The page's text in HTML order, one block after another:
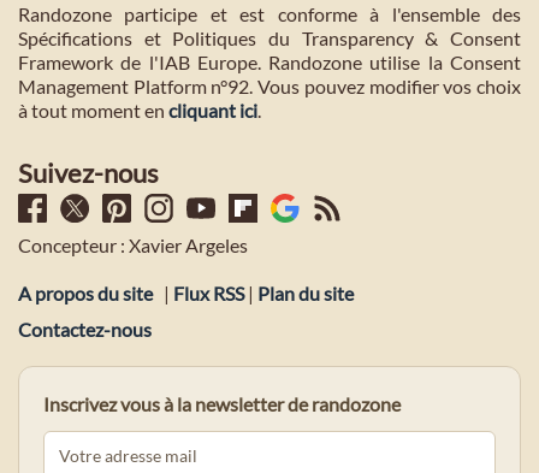
Randozone participe et est conforme à l'ensemble des
Spécifications et Politiques du Transparency & Consent
Framework de l'IAB Europe. Randozone utilise la Consent
Management Platform n°92. Vous pouvez modifier vos choix
à tout moment en cliquant ici.
Suivez-nous
Concepteur : Xavier Argeles
A propos du site | Flux RSS| Plan du site
Contactez-nous
Inscrivez vous à la newsletter de randozone